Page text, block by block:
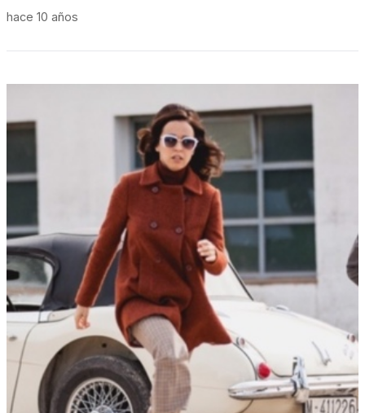
hace 10 años